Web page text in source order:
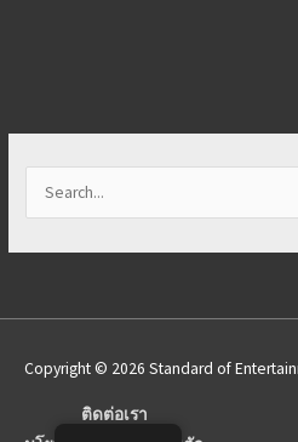
e
f
Copyright © 2026 Standard of
ติดต่อเรา